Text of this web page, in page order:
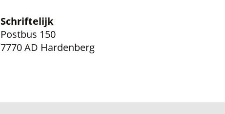
Schriftelijk
Postbus 150
7770 AD Hardenberg